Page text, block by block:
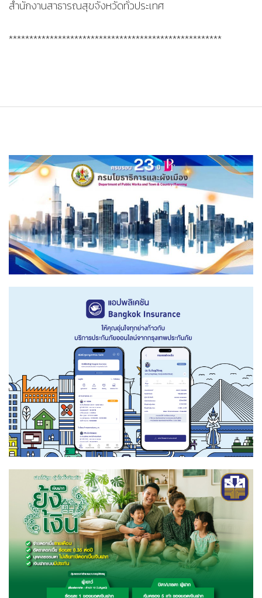
สำนักงานสาธารณสุขจังหวัดทั่วประเทศ
****************************************************